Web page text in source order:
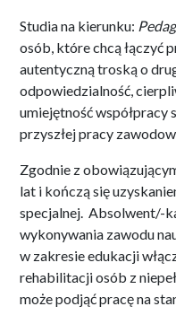
Studia na kierunku:
osób, które chcą łączyć
autentyczną troską o
odpowiedzialność,
umiejętność współpracy
przyszłej pracy
Zgodnie z
lat i kończą się
specjalnej. Absolwent/-
wykonywania zawodu
w zakresie edukacji
rehabilitacji osób z
może podjąć pracę na